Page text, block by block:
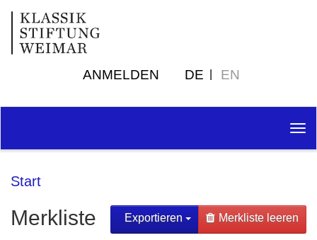
ANMELDEN DE EN
Start
Exportieren Merkliste leeren
Merkliste